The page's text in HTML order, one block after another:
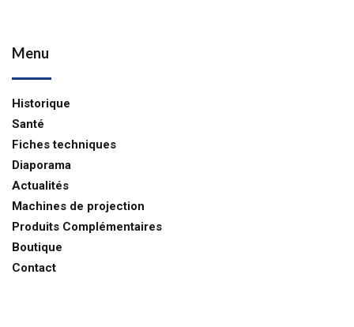
Menu
Historique
Santé
Fiches techniques
Diaporama
Actualités
Machines de projection
Produits Complémentaires
Boutique
Contact